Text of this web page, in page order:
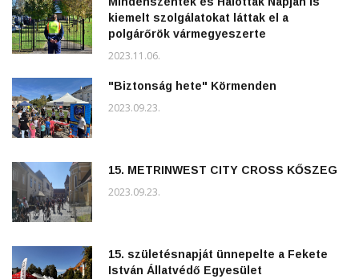
kiemelt szolgálatokat láttak el a
polgárőrök vármegyeszerte
2023.11.06.
"Biztonság hete" Körmenden
2023.09.23.
15. METRINWEST CITY CROSS KŐSZEG
2023.09.23.
15. születésnapját ünnepelte a Fekete
István Állatvédő Egyesület